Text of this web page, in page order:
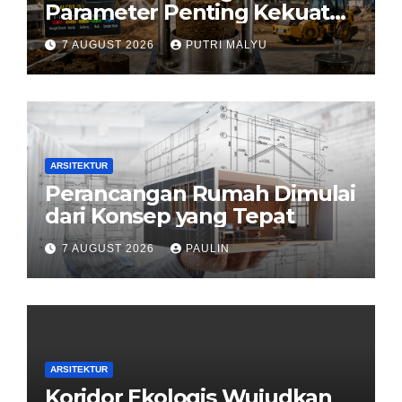
Parameter Penting Kekuatan
Tanah Konstruksi
7 AUGUST 2026 PUTRI MALYU
ARSITEKTUR
Perancangan Rumah Dimulai
dari Konsep yang Tepat
7 AUGUST 2026 PAULIN
ARSITEKTUR
Koridor Ekologis Wujudkan